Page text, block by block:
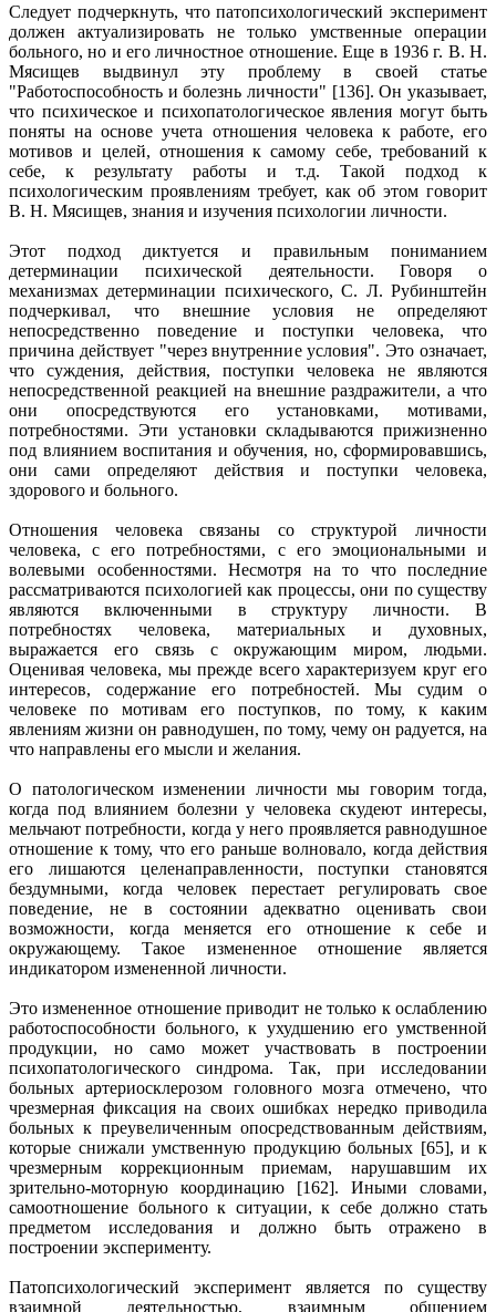
Следует подчеркнуть, что патопсихологический эксперимент
должен актуализировать не только умственные операции
больного, но и его личностное отношение. Еще в 1936 г. В. Н.
Мясищев выдвинул эту проблему в своей статье
"Работоспособность и болезнь личности" [136]. Он указывает,
что психическое и психопатологическое явления могут быть
поняты на основе учета отношения человека к работе, его
мотивов и целей, отношения к самому себе, требований к
себе, к результату работы и т.д. Такой подход к
психологическим проявлениям требует, как об этом говорит
В. Н. Мясищев, знания и изучения психологии личности.
Этот подход диктуется и правильным пониманием
детерминации психической деятельности. Говоря о
механизмах детерминации психического, С. Л. Рубинштейн
подчеркивал, что внешние условия не определяют
непосредственно поведение и поступки человека, что
причина действует "через внутренние условия". Это означает,
что суждения, действия, поступки человека не являются
непосредственной реакцией на внешние раздражители, а что
они опосредствуются его установками, мотивами,
потребностями. Эти установки складываются прижизненно
под влиянием воспитания и обучения, но, сформировавшись,
они сами определяют действия и поступки человека,
здорового и больного.
Отношения человека связаны со структурой личности
человека, с его потребностями, с его эмоциональными и
волевыми особенностями. Несмотря на то что последние
рассматриваются психологией как процессы, они по существу
являются включенными в структуру личности. В
потребностях человека, материальных и духовных,
выражается его связь с окружающим миром, людьми.
Оценивая человека, мы прежде всего характеризуем круг его
интересов, содержание его потребностей. Мы судим о
человеке по мотивам его поступков, по тому, к каким
явлениям жизни он равнодушен, по тому, чему он радуется, на
что направлены его мысли и желания.
О патологическом изменении личности мы говорим тогда,
когда под влиянием болезни у человека скудеют интересы,
мельчают потребности, когда у него проявляется равнодушное
отношение к тому, что его раньше волновало, когда действия
его лишаются целенаправленности, поступки становятся
бездумными, когда человек перестает регулировать свое
поведение, не в состоянии адекватно оценивать свои
возможности, когда меняется его отношение к себе и
окружающему. Такое измененное отношение является
индикатором измененной личности.
Это измененное отношение приводит не только к ослаблению
работоспособности больного, к ухудшению его умственной
продукции, но само может участвовать в построении
психопатологического синдрома. Так, при исследовании
больных артериосклерозом головного мозга отмечено, что
чрезмерная фиксация на своих ошибках нередко приводила
больных к преувеличенным опосредствованным действиям,
которые снижали умственную продукцию больных [65], и к
чрезмерным коррекционным приемам, нарушавшим их
зрительно-моторную координацию [162]. Иными словами,
самоотношение больного к ситуации, к себе должно стать
предметом исследования и должно быть отражено в
построении эксперименту.
Патопсихологический эксперимент является по существу
взаимной деятельностью, взаимным общением